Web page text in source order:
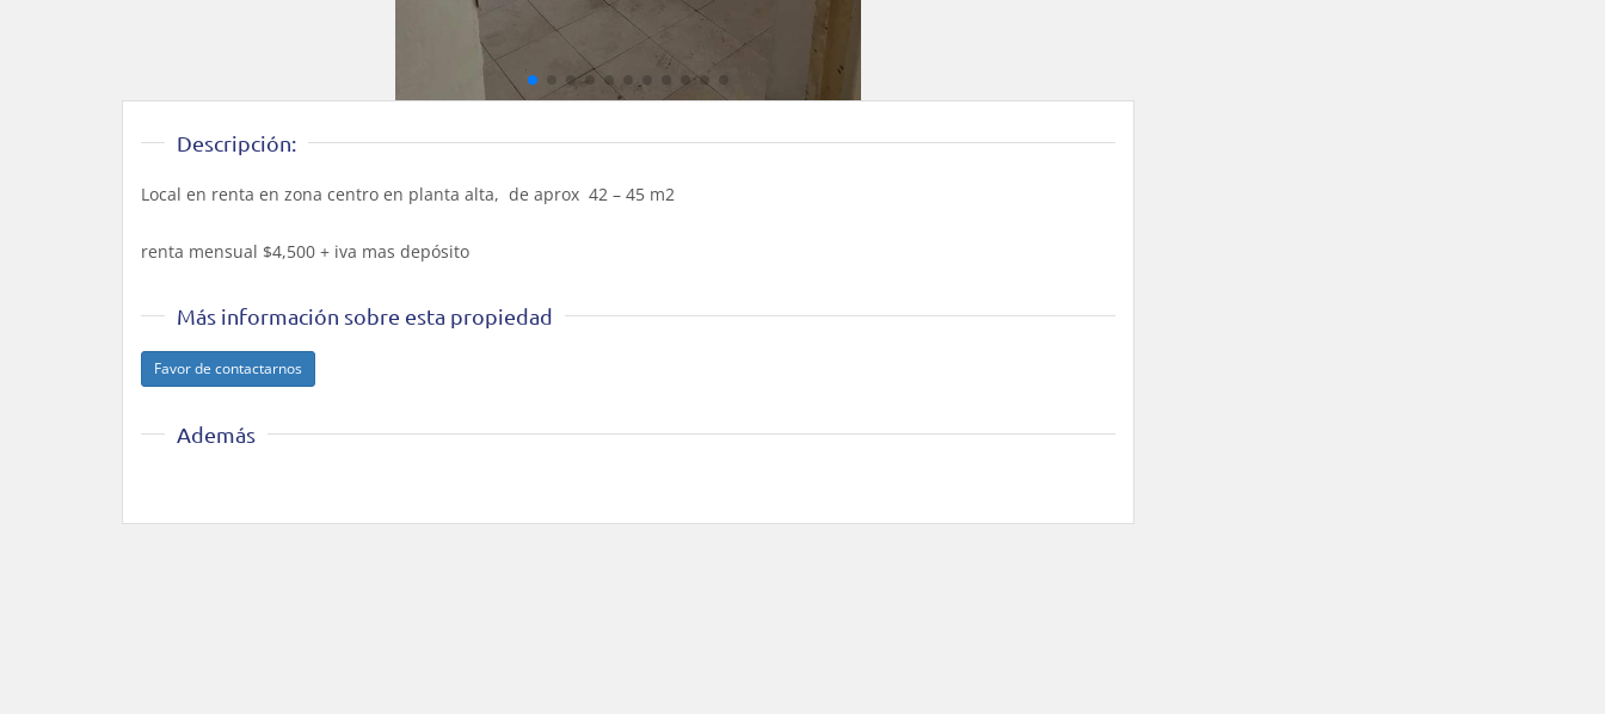
Descripción:
Local en renta en zona centro en planta alta, de aprox 42 – 45 m2
renta mensual $4,500 + iva mas depósito
Más información sobre esta propiedad
Favor de contactarnos
Además